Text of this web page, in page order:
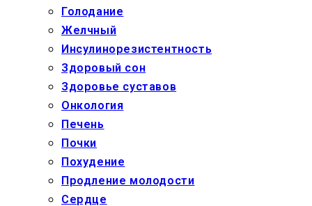
Голодание
Желчный
Инсулинорезистентность
Здоровый сон
Здоровье суставов
Онкология
Печень
Почки
Похудение
Продление молодости
Сердце